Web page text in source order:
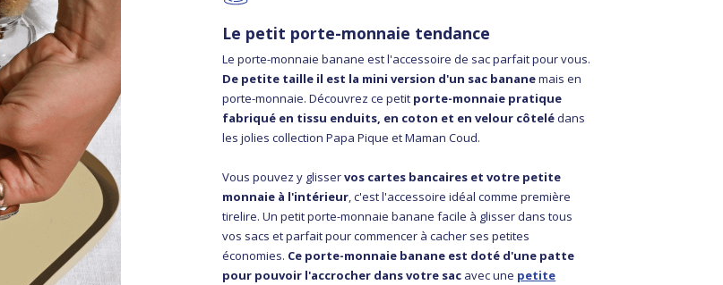
Le petit porte-monnaie tendance
Le porte-monnaie banane est l'accessoire de sac parfait pour vous.
De petite taille il est la mini version d'un sac bananemais en
porte-monnaie. Découvrez ce petit porte-monnaie pratique
fabriqué en tissu enduits, en coton et en velour côtelédans
les jolies collection Papa Pique et Maman Coud.
Vous pouvez y glisservos cartes bancaires et votre petite
monnaie à l'intérieur, c'est l'accessoire idéal comme première
tirelire. Un petit porte-monnaie banane facile à glisser dans tous
vos sacs et parfait pour commencer à cacher ses petites
économies. Ce porte-monnaie banane est doté d'une patte
pour pouvoir l'accrocher dans votre sac avec une petite